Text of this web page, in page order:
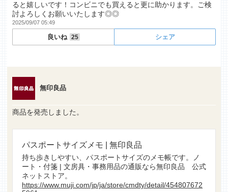
ると嬉しいです！コンビニでも買えると更に助かります。ご検
討よろしくお願いいたします◎◎
2025/09/07 05:49
良いね 25 シェア
無印良品
商品を発売しました。
パスポートサイズメモ | 無印良品
持ち歩きしやすい、パスポートサイズのメモ帳です。ノ
ート・付箋 | 文房具・事務用品の通販なら無印良品 公式
ネットストア。
https://www.muji.com/jp/ja/store/cmdty/detail/454807672